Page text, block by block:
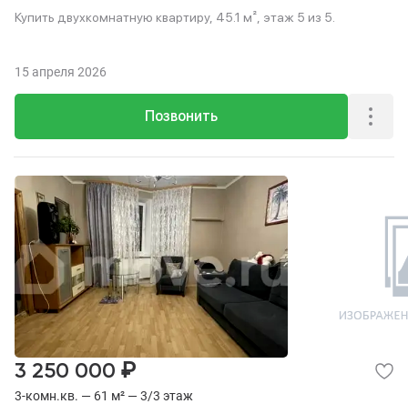
Купить двухкомнатную квартиру, 45.1 м², этаж 5 из 5.
Позвонить
15 апреля 2026
3-комн.кв. — 61 м² — 3/3 этаж
3 250 000 ₽